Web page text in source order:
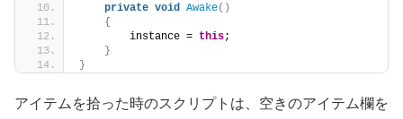
private void Awake()
{
        instance =
this;
}
}
アイテムを拾った時のスクリプトは、空きのアイテム欄を